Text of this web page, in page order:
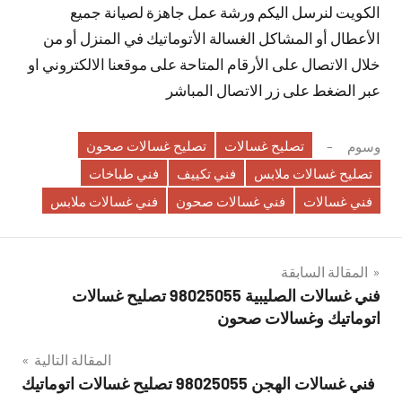
الكويت لنرسل اليكم ورشة عمل جاهزة لصيانة جميع
الأعطال أو المشاكل الغسالة الأتوماتيك في المنزل أو من
خلال الاتصال على الأرقام المتاحة على موقعنا الالكتروني او
عبر الضغط على زر الاتصال المباشر
وسوم تصليح غسالات
تصليح غسالات صحون
تصليح غسالات ملابس
فني تكييف
فني طباخات
فني غسالات
فني غسالات صحون فني غسالات ملابس
تصفّح
المقالات
المقالة السابقة
فني غسالات الصليبية 98025055 تصليح غسالات
اتوماتيك وغسالات صحون
المقالة التالية
فني غسالات الهجن 98025055 تصليح غسالات اتوماتيك